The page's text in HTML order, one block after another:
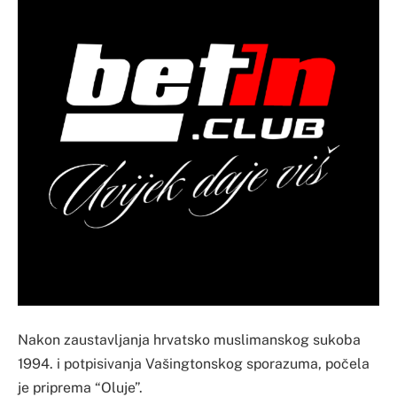
Nakon zaustavljanja hrvatsko muslimanskog sukoba
1994. i potpisivanja Vašingtonskog sporazuma, počela
je priprema “Oluje”.